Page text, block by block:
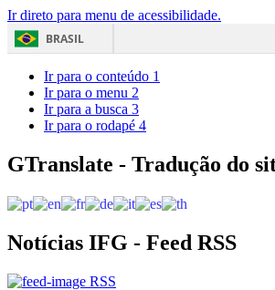
Ir direto para menu de acessibilidade.
BRASIL
Acesso
Ir para o conteúdo 1
Ir para o menu 2
Ir para a busca 3
Ir para o rodapé 4
GTranslate - Tradução do
Notícias IFG - Feed RSS
RSS